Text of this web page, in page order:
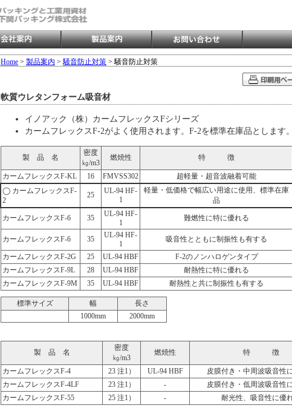
Home > 製品案内 >騒音防止対策 > 騒音防止対策
軟質ウレタンフォーム吸音材
イノアック（株）カームフレックスFシリーズ
カームフレックスF-2がよく使用されます。F-2を標準在庫品とします。
製 品 名
密度
㎏/m3
燃焼性 特 徴
カームフレックスF-KL 16 FMVSS302 超軽量・超音波融着可能
◯ カームフレックスF-
2
25
UL-94 HF-
1
軽量・低価格で幅広い用途に使用、標準在庫
品
カームフレックスF-6 35
UL-94 HF-
1
難燃性に特に優れる
カームフレックスF-6 35
UL-94 HF-
1
吸音性とともに制振性も有する
カームフレックスF-2G 25 UL-94 HBF F-2のノンハロゲンタイプ
カームフレックスF-9L
28 UL-94 HBF 耐熱性に特に優れる
カームフレックスF-9M
35 UL-94 HBF 耐熱性と共に制振性も有する
標準サイズ 幅
長さ
1000mm
2000mm
製 品 名
密度
㎏/m3
燃焼性 特 徴
カームフレックスF-4 23 注1） UL-94 HBF
皮膜付き・中周波吸音性
カームフレックスF-4LF
23 注1） -
皮膜付き・低周波吸音性
カームフレックスF-55
25 注1） - 耐光性、吸音性に優